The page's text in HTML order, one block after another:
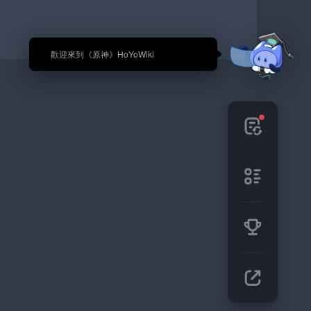
🎉 歡迎來到《原神》HoYoWiki